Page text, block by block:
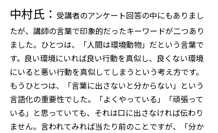
中村氏： 受講者のアンケート回答の中にもありまし
たが、講師の言葉で印象的だったキーワードが二つあり
ました。ひとつは、「人間は環境動物」だという言葉で
す。良い環境にいれば良い行動を真似し、良くない環境
にいると悪い行動を真似してしまうという考え方です。
もうひとつは、「言葉に出さないと分からない」という
言語化の重要性でした。「よくやっている」「頑張って
いる」と思っていても、それは口に出さなければ伝わり
ません。言われてみれば当たり前のことですが、「分か